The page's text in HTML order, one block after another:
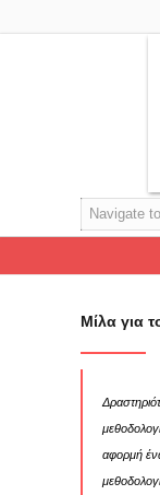
Navigate
Μίλα για
αφορμή